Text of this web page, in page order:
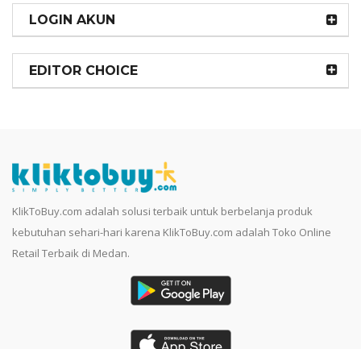
LOGIN AKUN
EDITOR CHOICE
KlikToBuy.com adalah solusi terbaik untuk berbelanja produk
kebutuhan sehari-hari karena KlikToBuy.com adalah Toko Online
Retail Terbaik di Medan.